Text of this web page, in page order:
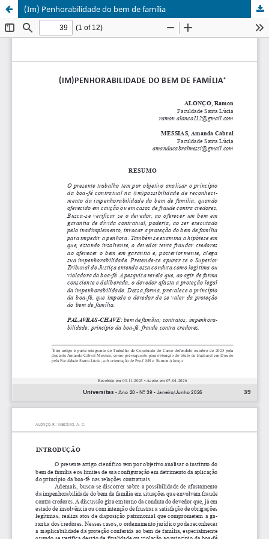
(Im) Penhorabilidade do bem de família